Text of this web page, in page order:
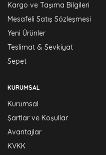
Kargo ve Taşıma Bilgileri
Mesafeli Satış Sözleşmesi
Yeni Ürünler
Teslimat & Sevkiyat
Sepet
KURUMSAL
Kurumsal
Şartlar ve Koşullar
Avantajlar
KVKK